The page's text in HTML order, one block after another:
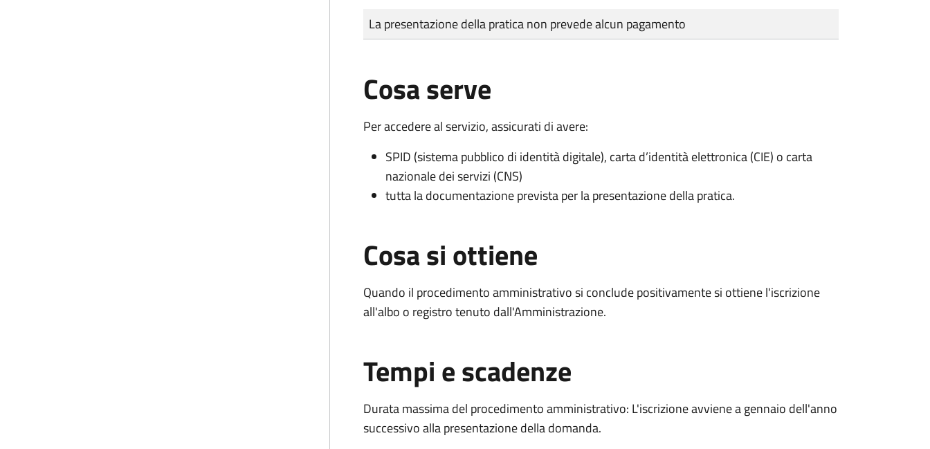
Tipo di pagamento
Importo
La presentazione della pratica non prevede alcun pagamento
Cosa serve
Per accedere al servizio, assicurati di avere:
SPID (sistema pubblico di identità digitale), carta d’identità elettronica (CIE) o carta
nazionale dei servizi (CNS)
tutta la documentazione prevista per la presentazione della pratica.
Cosa si ottiene
Quando il procedimento amministrativo si conclude positivamente si ottiene l'iscrizione
all'albo o registro tenuto dall'Amministrazione.
Tempi e scadenze
Durata massima del procedimento amministrativo: L'iscrizione avviene a gennaio dell'anno
successivo alla presentazione della domanda.